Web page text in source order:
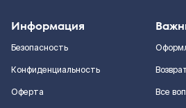
Информация
Безопасность
Конфиденциальность
Оферта
Все